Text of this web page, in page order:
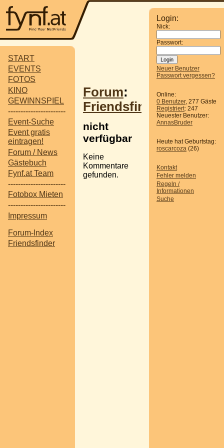
START
EVENTS
FOTOS
KINO
GEWINNSPIEL
-----------------------
Event-Suche
Event gratis
eintragen!
Forum / News
Gästebuch
Fynf.at Team
-----------------------
Fotobox Mieten
-----------------------
Impressum
Forum-Index
Friendsfinder
Login:
Nick:
Passwort:
Neuer Benutzer
Passwort vergessen?
Online:
0 Benutzer, 277 Gäste
Registriert: 247
Neuester Benutzer:
AnnasBruder
Heute hat Geburtstag:
roscarcoza (26)
Kontakt
Fehler melden
Regeln /
Informationen
Suche
Forum:
Friendsfinder
nicht
verfügbar
Keine
Kommentare
gefunden.